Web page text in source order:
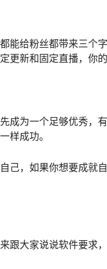
能给粉丝都带来三个
更新和固定直播，你
成为一个足够优秀，
样成功。
己，如果你想要成就
跟大家说说软件要求